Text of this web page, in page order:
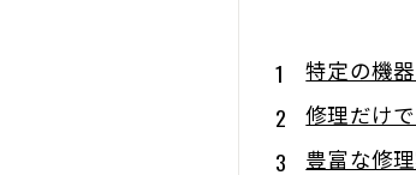
特定の機
修理だけ
豊富な修